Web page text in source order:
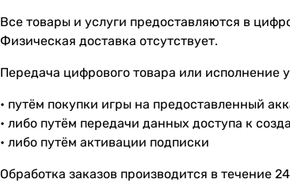
Все товары и услуги предоставляются в
Физическая доставка отсутствует.
Передача цифрового товара или исполнение
• путём покупки игры на предоставленный
• либо путём передачи данных доступа к
• либо путём активации подписки
Обработка заказов производится в течение